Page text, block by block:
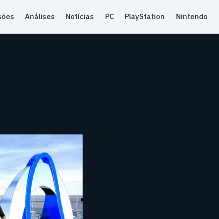
Análises Notícias PC PlayStation Nintendo